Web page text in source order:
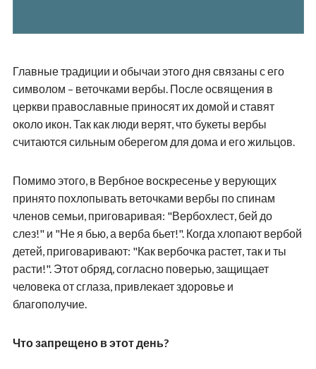
Главные традиции и обычаи этого дня связаны с его
символом – веточками вербы. После освящения в
церкви православные приносят их домой и ставят
около икон. Так как люди верят, что букеты вербы
считаются сильным оберегом для дома и его жильцов.
Помимо этого, в Вербное воскресенье у верующих
принято похлопывать веточками вербы по спинам
членов семьи, приговаривая: "Вербохлест, бей до
слез!" и "Не я бью, а верба бьет!". Когда хлопают вербой
детей, приговаривают: "Как вербочка растет, так и ты
расти!". Этот обряд, согласно поверью, защищает
человека от сглаза, привлекает здоровье и
благополучие.
Что запрещено в этот день?